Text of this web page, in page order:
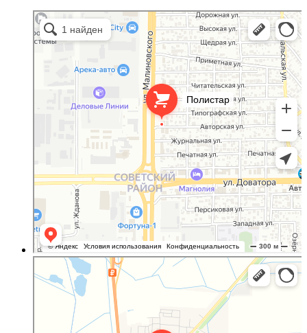
Полистар
Оргстекло, поликарбонат в Ростове‑на‑Дону
Светопрозрачные конструкции в Ростове‑на‑Дону
Полистар
Оргстекло, поликарбонат в Ростовской области
Светопрозрачные конструкции в Ростовской области